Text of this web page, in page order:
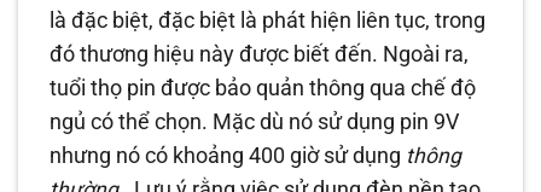
là đặc biệt, đặc biệt là phát hiện liên tục, trong
đó thương hiệu này được biết đến. Ngoài ra,
tuổi thọ pin được bảo quản thông qua chế độ
ngủ có thể chọn. Mặc dù nó sử dụng pin 9V
nhưng nó có khoảng 400 giờ sử dụng thông